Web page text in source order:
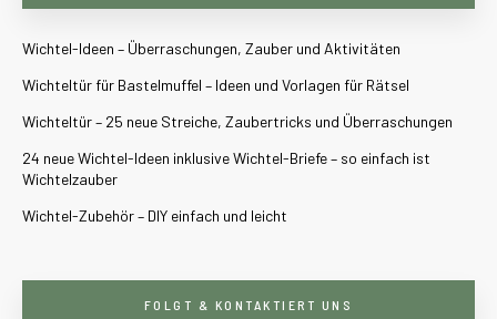
Wichtel-Ideen – Überraschungen, Zauber und Aktivitäten
Wichteltür für Bastelmuffel – Ideen und Vorlagen für Rätsel
Wichteltür – 25 neue Streiche, Zaubertricks und Überraschungen
24 neue Wichtel-Ideen inklusive Wichtel-Briefe – so einfach ist
Wichtelzauber
Wichtel-Zubehör – DIY einfach und leicht
FOLGT & KONTAKTIERT UNS